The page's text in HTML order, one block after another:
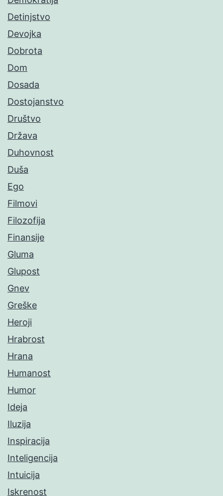
Detinjstvo
Devojka
Dobrota
Dom
Dosada
Dostojanstvo
Društvo
Država
Duhovnost
Duša
Ego
Filmovi
Filozofija
Finansije
Gluma
Glupost
Gnev
Greške
Heroji
Hrabrost
Hrana
Humanost
Humor
Ideja
Iluzija
Inspiracija
Inteligencija
Intuicija
Iskrenost